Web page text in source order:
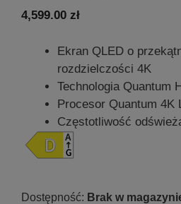
4,599.00 zł
Ekran QLED o
rozdzielczości 4K
Technologia Quantum
Procesor Quantum 4K
Częstotliwość
Brak w